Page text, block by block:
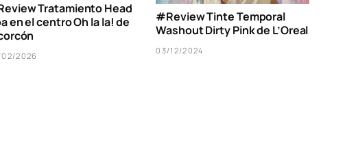
Tratamiento Head
en el centro Oh la la! de
2026
#Review Tinte Temporal
Washout Dirty Pink de L’Oreal
03/12/2024